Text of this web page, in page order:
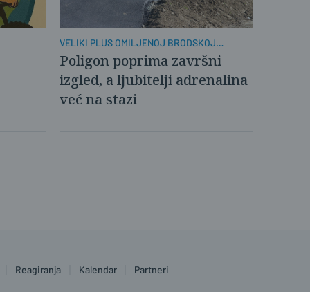
VELIKI PLUS OMILJENOJ BRODSKOJ
SPORTSKOJ ZONI
Poligon poprima završni
izgled, a ljubitelji adrenalina
već na stazi
Reagiranja Kalendar Partneri